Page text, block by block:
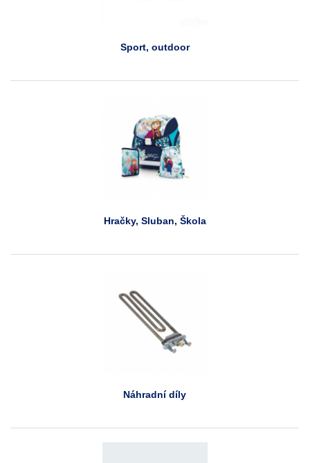
Sport, outdoor
Hračky, Sluban, Škola
Náhradní díly